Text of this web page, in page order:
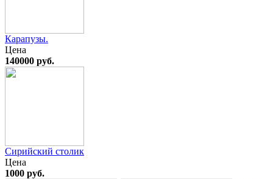
Карапузы.
Цена
140000 руб.
Сирийский столик
Цена
1000 руб.